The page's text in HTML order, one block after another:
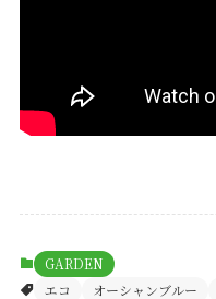
GARDEN
エコ
オーシャンブルー